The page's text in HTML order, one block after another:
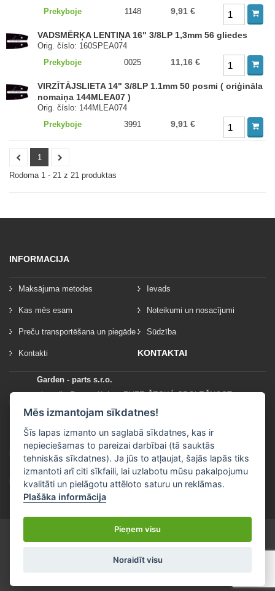
Prekyboje
1148 9,91 €
VADSMĒRĶA LENTIŅA 16" 3/8LP 1,3mm 56 gliedes
Orig. číslo: 160SPEA074
Prekyboje
0025 11,16 €
VIRZĪTĀJSLIETA 14" 3/8LP 1.1mm 50 posmi ( oriģināla
nomaiņa 144MLEA07 )
Orig. číslo: 144MLEA074
Prekyboje
3991 9,91 €
1
Rodoma 1 - 21 z 21 produktas
INFORMACIJA
Maksājuma metodes Ievads
Kas mēs esam Noteikumi un nosacījumi
Preču transportēšana un piegāde Sūdzība
Kontakti KONTAKTAI
Garden - parts s.r.o.
vlastník: Roman Kylar - RYZE ČESKÁ SPOLEČNOST
Mladějov na Moravě 153
+420 777 96 96 03
info@garden-parts.cz
Mēs izmantojam sīkdatnes!
Šīs lapas izmanto un saglabā sīkdatnes, kas ir
nepieciešamas to pareizai darbībai (tā sauktās
tehniskās sīkdatnes). Ja jūs to atļaujat, šajās lapās tiks
izmantoti arī citi sīkfaili, lai uzlabotu mūsu pakalpojumu
kvalitāti un pielāgotu attēloto saturu un reklāmas.
Plašāka informācija
Pieņem visu
Noraidīt visu